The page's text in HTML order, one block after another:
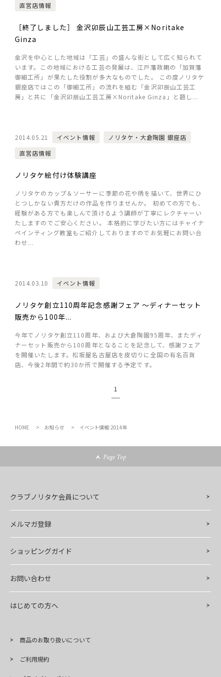
直営店情報
［終了しました］ 金沢卯辰山工芸工房×Noritake
Ginza
金沢を中心とした地域は「工芸」の盛んな街として広く知られて
います。この地域における工芸の発展は、江戸藩政期の「加賀藩
御細工所」が果たした役割が多大なものでした。 この度ノリタケ
銀座店ではこの「御細工所」の流れを組む「金沢卯辰山工芸工
房」と共に「金沢卯辰山工芸工房×Noritake Ginza」と題し...
2014.05.21 イベント情報
ノリタケ・大倉陶園 銀座店
直営店情報
ノリタケ絵付け体験講座
ノリタケのカップ＆ソーサーに季節の花や柄を描いて、世界にひ
とつしかない貴方だけの作品を作りませんか。 初めての方でも、
経験がある方でも楽しんで頂けるよう講師が丁寧にレクチャーい
たしますのでご安心ください。 本格的に学びたい方にはチャイナ
ペインティング教室もご紹介しておりますのでお気軽にお問い合
わせ...
2014.03.10 イベント情報
ノリタケ創立110周年記念感謝フェア ～ディナーセット
販売から100年...
今年でノリタケ創立110周年、および大倉陶園95周年、またディ
ナーセット販売から100周年となることを記念して、感謝フェア
を開催いたします。松坂屋名古屋店を皮切りに全国の有名百貨
店、今後2年間で約30か所で開催する予定です。
1
HOME お知らせ イベント情報:2014年
Page Top
クラブノリタケ会員について
メルマガ登録
ショッピングガイド
お問い合わせ
はじめての方へ
商品のお取り扱いについて
ご利用規約